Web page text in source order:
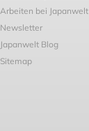
Arbeiten bei Japanwelt
Newsletter
Japanwelt Blog
Sitemap